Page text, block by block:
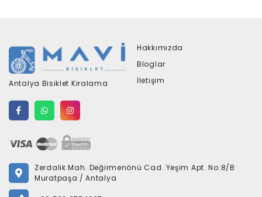
Antalya Bisiklet Kiralama
Hakkımızda
Bloglar
İletişim
Zerdalik Mah. Değirmenönü Cad. Yeşim Apt. No:8/B
Muratpaşa / Antalya